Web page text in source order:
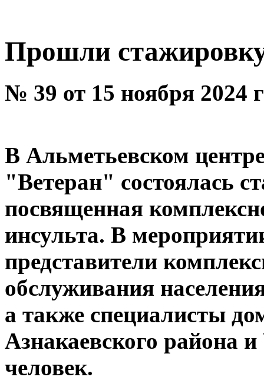
Прошли
№ 39 от 15 ноября 2024
В Альметьевском
"Ветеран" состоялась
посвященная
инсульта. В
представители
обслуживания
а также специалисты
Азнакаевского района
человек.